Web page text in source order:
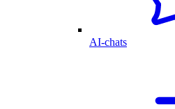
AI-chats